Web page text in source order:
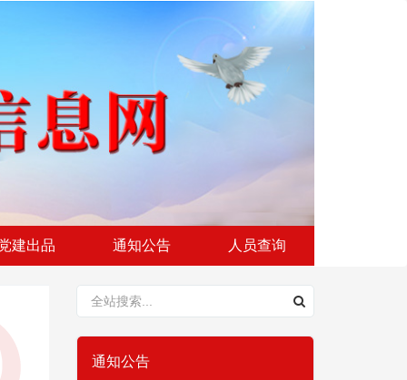
建出品 通知公告 人员查询
通知公告